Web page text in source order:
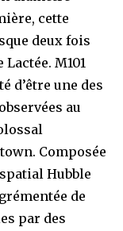
cette
deux fois
M101
d’être une des
au
Composée
Hubble
de
par des